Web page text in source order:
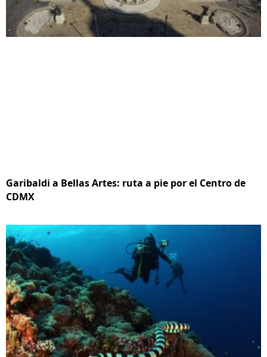
Garibaldi a Bellas Artes: ruta a pie por el Centro de
CDMX